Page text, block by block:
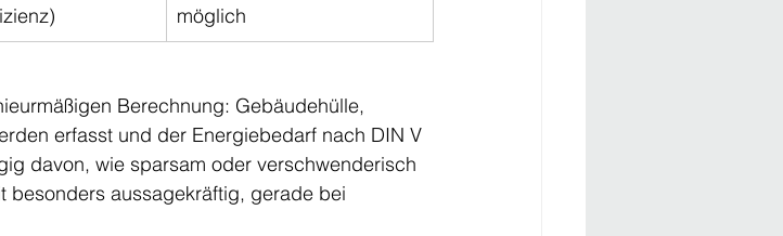
möglich
Berechnung: Gebäudehülle,
erfasst und der Energiebedarf nach DIN V
davon, wie sparsam oder verschwenderisch
besonders aussagekräftig, gerade bei